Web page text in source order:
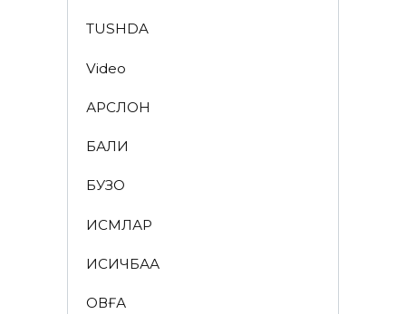
TUSHDA
Video
АРСЛОН
БАЛИҚ
БУЗОҚ
ИСМЛАР
ҚИСҚИЧБАҚА
ҚОВҒА